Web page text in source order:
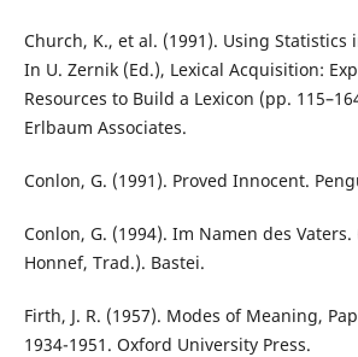
Church, K., et al. (1991). Using Statistics
In U. Zernik (Ed.), Lexical Acquisition:
Resources to Build a Lexicon (pp.
Erlbaum Associates.
Conlon, G. (1991). Proved Innocent.
Conlon, G. (1994). Im Namen des Vaters.
Honnef, Trad.). Bastei.
Firth, J. R. (1957). Modes of Meaning,
1934-1951. Oxford University Press.